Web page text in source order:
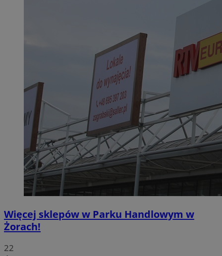
Więcej sklepów w Parku Handlowym w
Żorach!
22